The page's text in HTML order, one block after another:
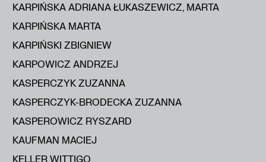
KARPIŃSKA ADRIANA ŁUKASZEWICZ, MARTA
KARPIŃSKA MARTA
KARPIŃSKI ZBIGNIEW
KARPOWICZ ANDRZEJ
KASPERCZYK ZUZANNA
KASPERCZYK-BRODECKA ZUZANNA
KASPEROWICZ RYSZARD
KAUFMAN MACIEJ
KELLER WITTIGO